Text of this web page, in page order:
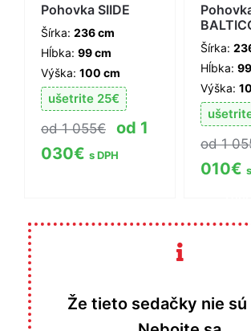
Pohovka SIIDE
Šírka: 236 cm
Hĺbka: 99 cm
Výška: 100 cm
ušetrite 25€
1 055€
1
030€ s DPH
Šírka:
Hĺbka:
Výška:
1
010€
Že tieto sedačky nie sú